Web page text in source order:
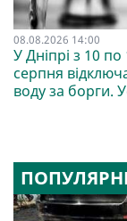
08.08.2026 14:00
У Дніпрі з 10 по
серпня
воду за борги.